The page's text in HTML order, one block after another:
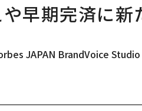
早期完済に新
JAPAN BrandVoice Studio